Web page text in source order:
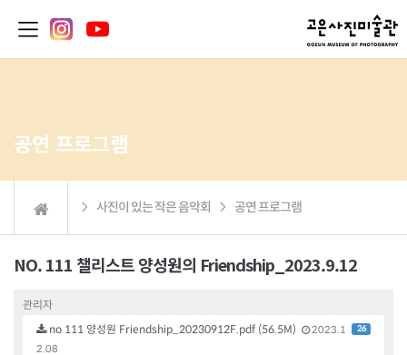
공연 프로그램
 사진이 있는 작은 음악회  공연 프로그램
NO. 111 챌리스트 양성원의 Friendship_2023.9.12
관리자
26
no 111 양성원 Friendship_20230912F.pdf (56.5M)
2023.1
2.08